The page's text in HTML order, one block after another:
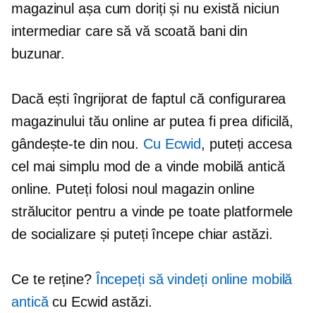
magazinul așa cum doriți și nu există niciun
intermediar care să vă scoată bani din
buzunar.
Dacă ești îngrijorat de faptul că configurarea
magazinului tău online ar putea fi prea dificilă,
gândește-te din nou. Cu Ecwid, puteți accesa
cel mai simplu mod de a vinde mobilă antică
online. Puteți folosi noul magazin online
strălucitor pentru a vinde pe toate platformele
de socializare și puteți începe chiar astăzi.
Ce te reține? Începeți să vindeți online mobilă
anticăcu Ecwid astăzi.